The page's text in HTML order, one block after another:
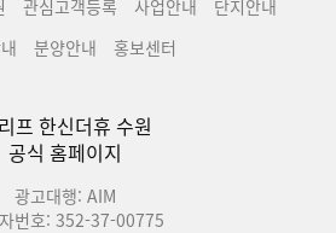
관심고객등록 사업안내
단지안내
분양안내 홍보센터
프 한신더휴 수원
공식 홈페이지
광고대행: AIM
번호: 352-37-00775